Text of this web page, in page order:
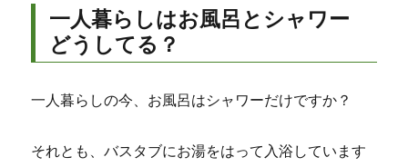
一人暮らしはお風呂とシャワー
どうしてる？
一人暮らしの今、お風呂はシャワーだけですか？
それとも、バスタブにお湯をはって入浴しています